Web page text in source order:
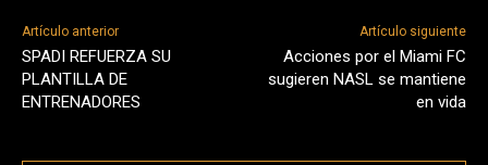
Artículo anterior
SPADI REFUERZA SU
PLANTILLA DE
ENTRENADORES
Artículo siguiente
Acciones por el Miami FC
sugieren NASL se mantiene
en vida